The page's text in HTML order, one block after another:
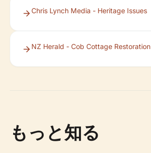
Chris Lynch Media - Heritage Issues
NZ Herald - Cob Cottage Restoration
もっと知る